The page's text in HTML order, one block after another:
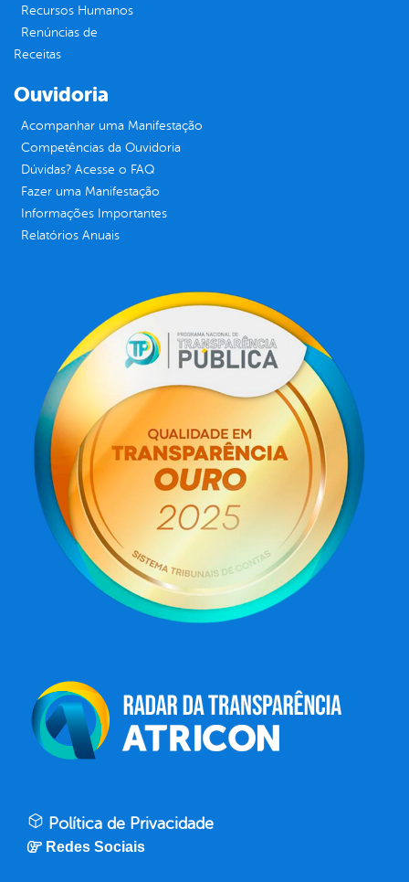
Recursos Humanos
Renúncias de
Receitas
Ouvidoria
Acompanhar uma Manifestação
Competências da Ouvidoria
Dúvidas? Acesse o FAQ
Fazer uma Manifestação
Informações Importantes
Relatórios Anuais
Política de Privacidade
Redes Sociais